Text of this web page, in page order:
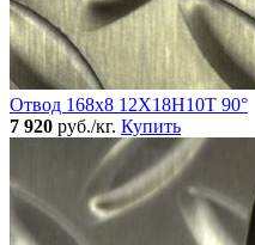
Отвод 168х8 12Х18Н10Т 90°
7 920 руб./кг. Купить